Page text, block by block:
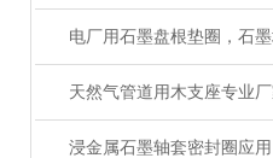
浸金属石墨轴套密封圈应用